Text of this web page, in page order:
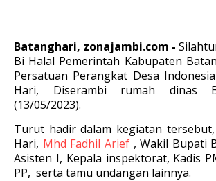
Batanghari, zonajambi.com -
Bi Halal Pemerintah Kabupaten
Persatuan Perangkat Desa
Hari, Diserambi rumah dinas
(13/05/2023).
Turut hadir dalam kegiatan
Hari, Mhd Fadhil Arief, Wakil Bupati
Asisten I, Kepala inspektorat, Kadis
PP, serta tamu undangan lainnya.